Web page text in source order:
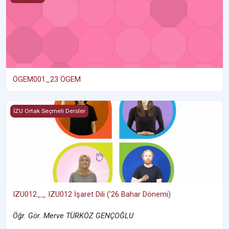
ÖGEM001_23 ÖGEM
IZU012__ IZU012 İşaret Dili ('26 Bahar Dönemi)
İZU Ortak Seçmeli Dersler
IZU012__ IZU012 İşaret Dili ('26 Bahar Dönemi)
Öğr. Gör. Merve TÜRKÖZ GENÇOĞLU